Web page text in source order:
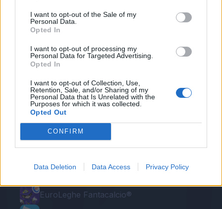
I want to opt-out of the Sale of my
Personal Data.
Opted In
I want to opt-out of processing my
Personal Data for Targeted Advertising.
Opted In
I want to opt-out of Collection, Use,
Retention, Sale, and/or Sharing of my
Personal Data that Is Unrelated with the
Purposes for which it was collected.
Opted Out
CONFIRM
Data Deletion Data Access Privacy Policy
Redazione Fantacalcio.it
Le nostre app
EuroLeghe Fantacalcio®